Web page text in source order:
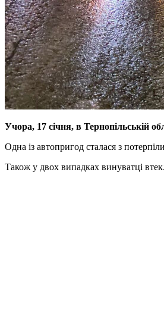
Учора, 17 січня, в Тернопільській
Одна із автопригод сталася з
Також у двох випадках винуватці